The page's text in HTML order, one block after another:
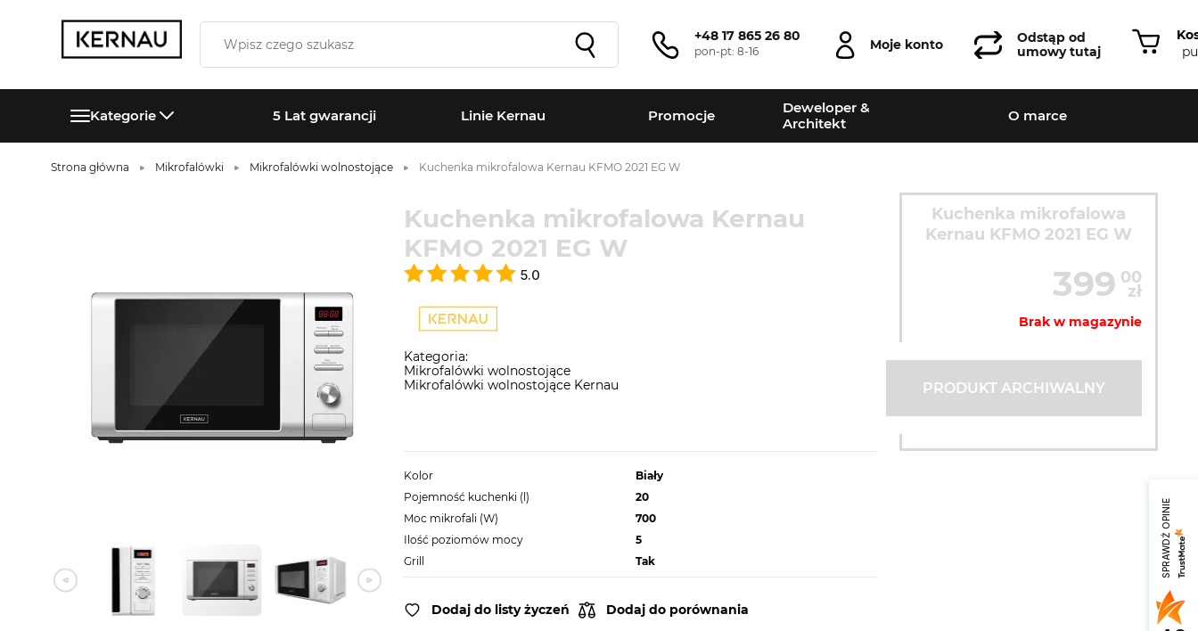
+48 17 865 26 80
pon-pt: 8-16 Moje konto
Odstąp od
umowy tutaj
Kategorie 5 Lat gwarancji Linie Kernau Promocje
Deweloper &
Architekt
O marce
Strona główna Mikrofalówki Mikrofalówki wolnostojące Kuchenka mikrofalowa Kernau KFMO 2021 EG W
Kuchenka mikrofalowa Kernau
KFMO 2021 EG W
5.0
Kategoria:
Mikrofalówki wolnostojące
Mikrofalówki wolnostojące Kernau
Kolor
Biały
Pojemność kuchenki (l)
20
Moc mikrofali (W)
700
Ilość poziomów mocy
5
Grill
Tak
Dodaj do listy życzeń Dodaj do porównania
Kuchenka mikrofalowa
Kernau KFMO 2021 EG W
399 00
zł
Brak w magazynie
PRODUKT ARCHIWALNY
SPRAWDŹ OPINIE